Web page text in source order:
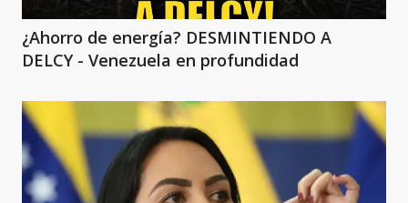
¿Ahorro de energía? DESMINTIENDO A
DELCY - Venezuela en profundidad